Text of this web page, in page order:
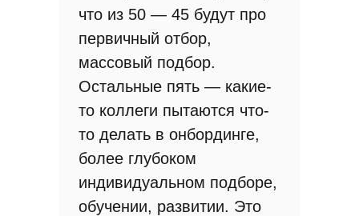
что из 50 — 45 будут про
первичный отбор,
массовый подбор.
Остальные пять — какие-
то коллеги пытаются что-
то делать в онбординге,
более глубоком
индивидуальном подборе,
обучении, развитии. Это